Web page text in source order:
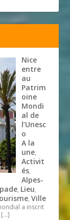
Nice
entre
au
Patrim
oine
Mondi
al de
l’Unesc
o
A la
une,
Activit
és,
Alpes-
, Lieu,
,Ville
a inscrit
[…]